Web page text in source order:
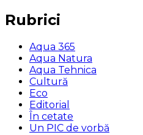
Rubrici
Aqua 365
Aqua Natura
Aqua Tehnica
Cultură
Eco
Editorial
În cetate
Un PIC de vorbă